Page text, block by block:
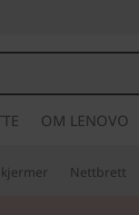
OM LENOVO
Nettbrett